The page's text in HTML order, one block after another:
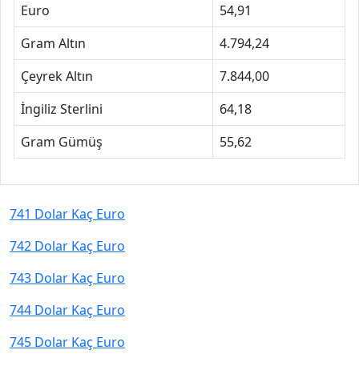
Euro
54,91
Gram Altın
4.794,24
Çeyrek Altın
7.844,00
İngiliz Sterlini
64,18
Gram Gümüş
55,62
741 Dolar Kaç Euro
742 Dolar Kaç Euro
743 Dolar Kaç Euro
744 Dolar Kaç Euro
745 Dolar Kaç Euro